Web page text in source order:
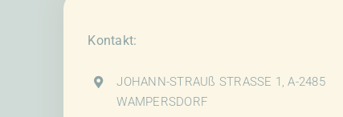
Kontakt:
JOHANN-STRAUß STRASSE 1, A-2485
WAMPERSDORF